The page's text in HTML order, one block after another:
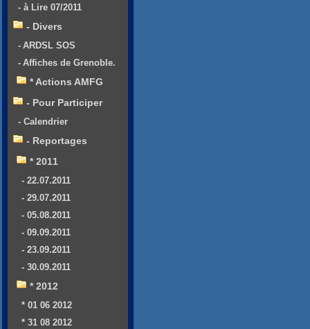
- à Lire 07/2011
- Divers
- ARDSL SOS
- Affiches de Grenoble.
* Actions AMFG
- Pour Participer
- Calendrier
- Reportages
* 2011
- 22.07.2011
- 29.07.2011
- 05.08.2011
- 09.09.2011
- 23.09.2011
- 30.09.2011
* 2012
* 01 06 2012
* 31 08 2012